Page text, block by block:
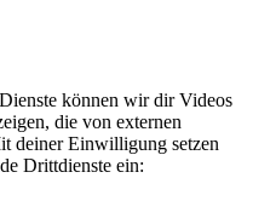
können wir dir Videos
die von externen
deiner Einwilligung setzen
Drittdienste ein: